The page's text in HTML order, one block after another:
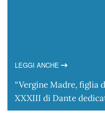
LEGGI ANCHE
“Vergine Madre, figlia
XXXIII di Dante